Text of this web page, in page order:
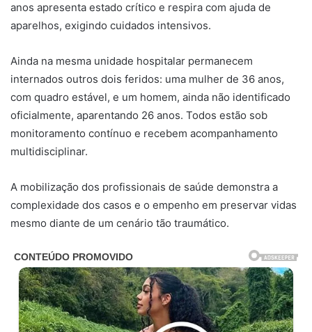
anos apresenta estado crítico e respira com ajuda de
aparelhos, exigindo cuidados intensivos.
Ainda na mesma unidade hospitalar permanecem
internados outros dois feridos: uma mulher de 36 anos,
com quadro estável, e um homem, ainda não identificado
oficialmente, aparentando 26 anos. Todos estão sob
monitoramento contínuo e recebem acompanhamento
multidisciplinar.
A mobilização dos profissionais de saúde demonstra a
complexidade dos casos e o empenho em preservar vidas
mesmo diante de um cenário tão traumático.